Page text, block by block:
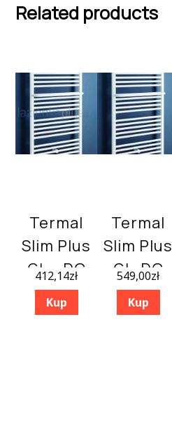
Related products
Termal
Slim Plus
GŁ – DC
600×600
412,14zł
Kup
Termal
Slim Plus
GŁ-DC
600×1200
549,00zł
Kup